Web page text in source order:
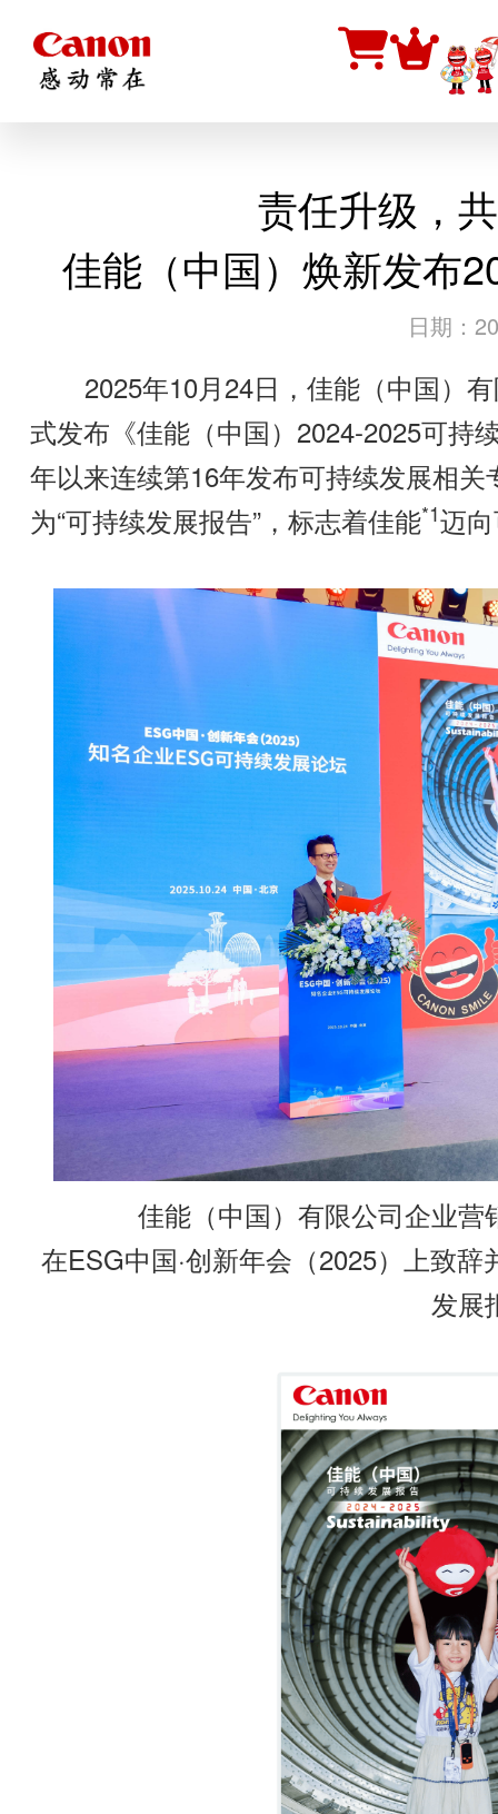
责任升级，
佳能（中国）焕新发布
日期：
2025年10月24日，佳能（中国）有
式发布《佳能（中国）2024-2025可持
年以来连续第16年发布可持续发展相
为“可持续发展报告”，标志着佳能*1迈
佳能（中国）有限公司企业
在ESG中国·创新年会（2025）上致
发展